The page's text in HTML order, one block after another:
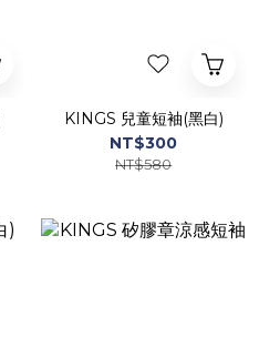
KINGS 兒童短袖(黑白)
NT$300
NT$580